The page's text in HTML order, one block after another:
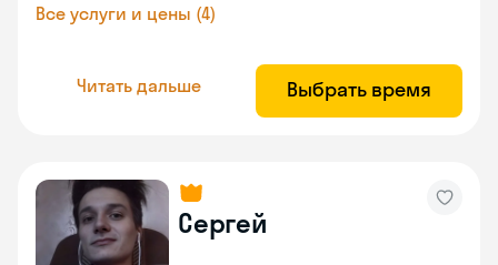
Все услуги и цены (4)
Читать дальше Выбрать время
Сергей